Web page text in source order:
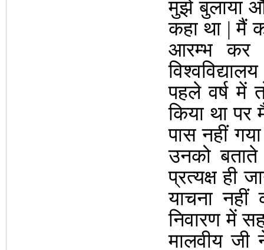
मुझे बुलाया
कहा था | मैं
आरम्भ कर
पहले वर्ष में
किया था पर
पास नहीं
उनको
प्रत्यक्ष ही
याचना
निवारण में
मालवीय जी